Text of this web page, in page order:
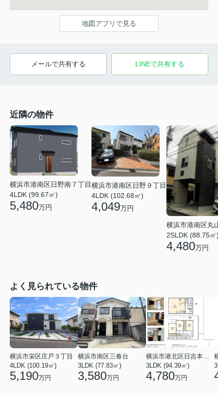
地図アプリで見る
メールで共有する LINEで共有する
近隣の物件
横浜市港南区日野南７丁目
4LDK (99.67㎡)
5,480万円
横浜市港南区日野９丁目
4LDK (102.68㎡)
4,049万円
横浜市港南区丸
2SLDK (88.75㎡
4,480万円
よく見られている物件
横浜市栄区庄戸３丁目
4LDK (100.19㎡)
5,190万円
横浜市南区三春台
3LDK (77.83㎡)
3,580万円
横浜市港北区日吉本町６丁目
3LDK (94.39㎡)
4,780万円